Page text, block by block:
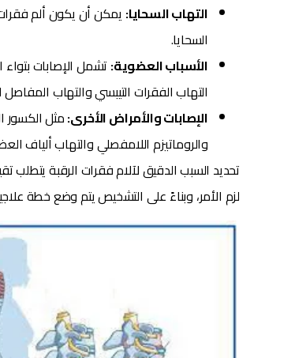
التهاب السحايا: يمكن أن يكون ألم
السحايا.
الأسباب العضوية: تشمل الإصابات
التهاب الفقرات التيبسي والتهاب
الإصابات والأمراض الأخرى:مثل الكسور
والروماتيزم اللامفصلي والتهاب ألياف
تحديد السبب الدقيق لآلام فقرات الرقبة يتطلب
لزم الأمر، وبناءً على التشخيص يتم وضع خطة